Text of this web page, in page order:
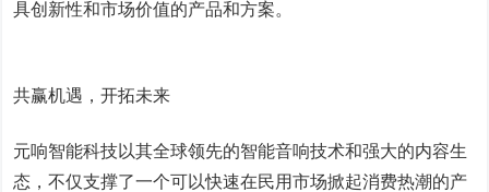
具创新性和市场价值的产品和方案。
共赢机遇，开拓未来
元响智能科技以其全球领先的智能音响技术和强大的内容生
态，不仅支撑了一个可以快速在民用市场掀起消费热潮的产